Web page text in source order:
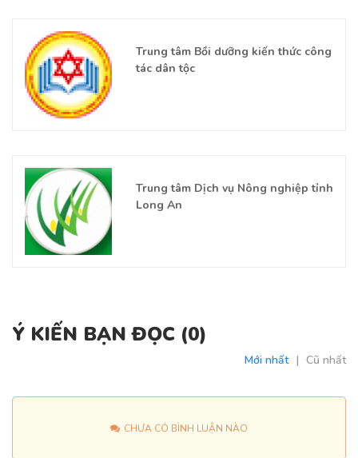
Trung tâm Bồi dưỡng kiến thức công
tác dân tộc
Trung tâm Dịch vụ Nông nghiệp tỉnh
Long An
Ý KIẾN BẠN ĐỌC (0)
Mới nhất | Cũ nhất
CHƯA CÓ BÌNH LUẬN NÀO